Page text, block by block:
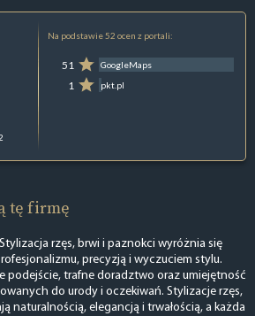
Na podstawie 52 ocen z portali:
51 GoogleMaps
1 pkt.pl
tę firmę
rzęs, brwi i paznokci wyróżnia się
precyzją i wyczuciem stylu.
podejście, trafne doradztwo oraz umiejętność
do urody i oczekiwań. Stylizacje rzęs,
naturalnością, elegancją i trwałością, a każda